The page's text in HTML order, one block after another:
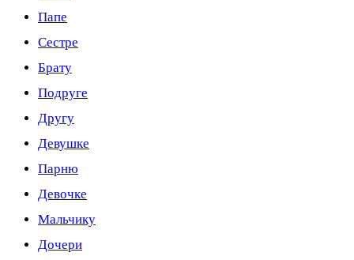
Папе
Сестре
Брату
Подруге
Другу
Девушке
Парню
Девочке
Мальчику
Дочери